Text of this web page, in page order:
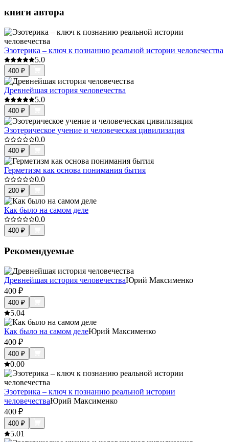
книги автора
Эзотерика – ключ к познанию реальной истории человечества
5.0
400 ₽
Древнейшая история человечества
5.0
400 ₽
Эзотерическое учение и человеческая цивилизация
0.0
400 ₽
Герметизм как основа понимания бытия
0.0
200 ₽
Как было на самом деле
0.0
400 ₽
Рекомендуемые
Древнейшая история человечестваЮрий Максименко
400 ₽
400 ₽
5.04
Как было на самом делеЮрий Максименко
400 ₽
400 ₽
0.00
Эзотерика – ключ к познанию реальной истории
человечестваЮрий Максименко
400 ₽
400 ₽
5.01